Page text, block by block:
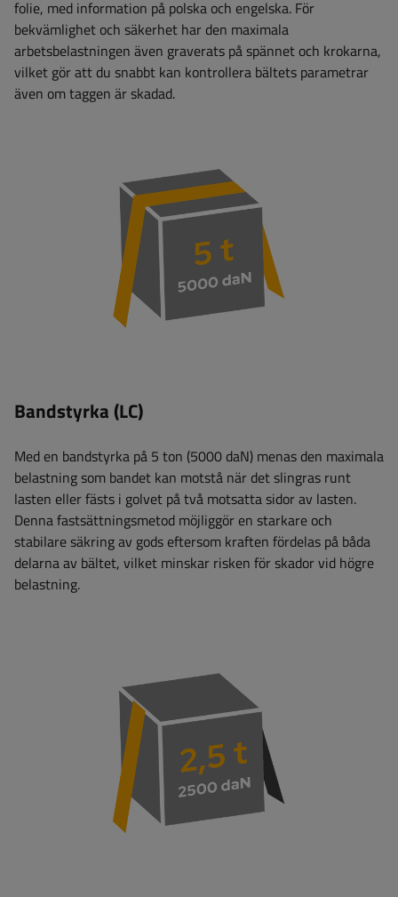
folie, med information på polska och engelska. För
bekvämlighet och säkerhet har den maximala
arbetsbelastningen även graverats på spännet och krokarna,
vilket gör att du snabbt kan kontrollera bältets parametrar
även om taggen är skadad.
Bandstyrka (LC)
Med en bandstyrka på 5 ton (5000 daN) menas den maximala
belastning som bandet kan motstå när det slingras runt
lasten eller fästs i golvet på två motsatta sidor av lasten.
Denna fastsättningsmetod möjliggör en starkare och
stabilare säkring av gods eftersom kraften fördelas på båda
delarna av bältet, vilket minskar risken för skador vid högre
belastning.